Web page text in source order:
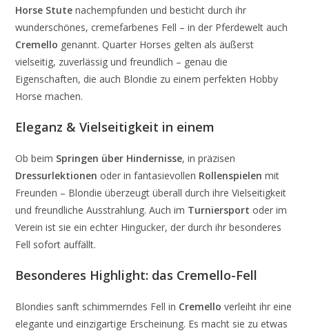
Horse Stute nachempfunden und besticht durch ihr
wunderschönes, cremefarbenes Fell – in der Pferdewelt auch
Cremello genannt. Quarter Horses gelten als äußerst
vielseitig, zuverlässig und freundlich – genau die
Eigenschaften, die auch Blondie zu einem perfekten Hobby
Horse machen.
Eleganz & Vielseitigkeit in einem
Ob beim Springen über Hindernisse, in präzisen
Dressurlektionen oder in fantasievollen Rollenspielen mit
Freunden – Blondie überzeugt überall durch ihre Vielseitigkeit
und freundliche Ausstrahlung. Auch im Turniersport oder im
Verein ist sie ein echter Hingucker, der durch ihr besonderes
Fell sofort auffällt.
Besonderes Highlight: das Cremello-Fell
Blondies sanft schimmerndes Fell in Cremello verleiht ihr eine
elegante und einzigartige Erscheinung. Es macht sie zu etwas